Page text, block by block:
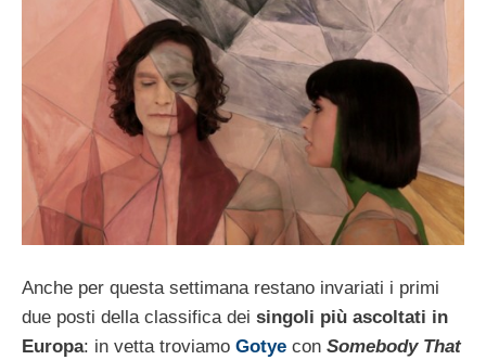
Anche per questa settimana restano invariati i primi
due posti della classifica dei singoli più ascoltati in
Europa: in vetta troviamo Gotye con Somebody That